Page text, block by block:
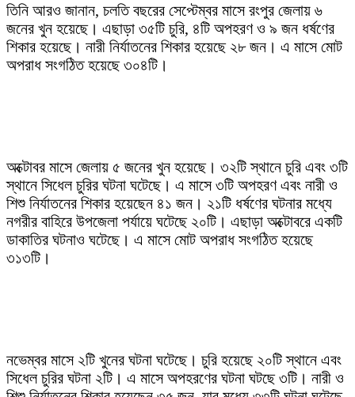
তিনি আরও জানান, চলতি বছরের সেপ্টেম্বর মাসে রংপুর জেলায় ৬
জনের খুন হয়েছে। এছাড়া ৩৫টি চুরি, ৪টি অপহরণ ও ৯ জন ধর্ষণের
শিকার হয়েছে। নারী নির্যাতনের শিকার হয়েছে ২৮ জন। এ মাসে মোট
অপরাধ সংগঠিত হয়েছে ৩০৪টি।
অক্টোবর মাসে জেলায় ৫ জনের খুন হয়েছে। ৩২টি স্থানে চুরি এবং ৩টি
স্থানে সিধেল চুরির ঘটনা ঘটেছে। এ মাসে ৩টি অপহরণ এবং নারী ও
শিশু নির্যাতনের শিকার হয়েছেন ৪১ জন। ২১টি ধর্ষণের ঘটনার মধ্যে
নগরীর বাহিরে উপজেলা পর্যায়ে ঘটেছে ২০টি। এছাড়া অক্টোবরে একটি
ডাকাতির ঘটনাও ঘটেছে। এ মাসে মোট অপরাধ সংগঠিত হয়েছে
৩১৩টি।
নভেম্বর মাসে ২টি খুনের ঘটনা ঘটেছে। চুরি হয়েছে ২০টি স্থানে এবং
সিধেল চুরির ঘটনা ২টি। এ মাসে অপহরণের ঘটনা ঘটছে ৩টি। নারী ও